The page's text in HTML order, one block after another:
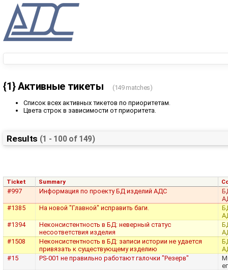
{1} Активные тикеты
(149 matches)
Список всех активных тикетов по приоритетам.
Цвета строк в зависимости от приоритета.
Results (1 - 100 of 149)
Ticket Summary
#997 Информация по проекту БД изделий АДС
#1385
На новой "Главной" исправить баги.
#1394
Неконсистентность в БД: неверный статус
несоответствия изделия
#1508
Неконсистентность в БД: записи истории не удается
привязать к существующему изделию
#15
PS-001 не правильно работают галочки "Резерв"